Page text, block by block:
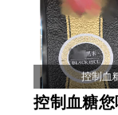
控制血
控制血糖